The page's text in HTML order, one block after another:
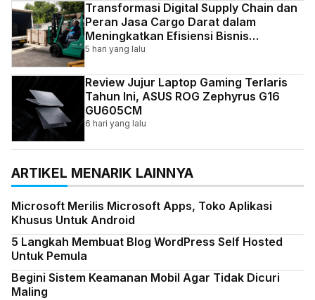
Transformasi Digital Supply Chain dan
Peran Jasa Cargo Darat dalam
Meningkatkan Efisiensi Bisnis
Indonesia
5 hari yang lalu
Review Jujur Laptop Gaming Terlaris
Tahun Ini, ASUS ROG Zephyrus G16
GU605CM
6 hari yang lalu
ARTIKEL MENARIK LAINNYA
Microsoft Merilis Microsoft Apps, Toko Aplikasi
Khusus Untuk Android
5 Langkah Membuat Blog WordPress Self Hosted
Untuk Pemula
Begini Sistem Keamanan Mobil Agar Tidak Dicuri
Maling